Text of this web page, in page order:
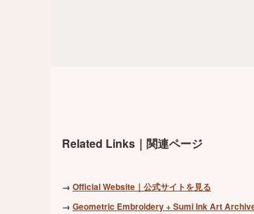
Related Links｜関連ページ
→ Official Website｜公式サイトを見る
→ Geometric Embroidery + Sumi Ink Art